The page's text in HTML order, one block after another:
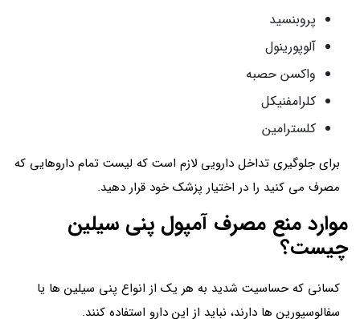
پروبنسید
آلوپورینول
واکسن حصبه
کلرامفنیکل
کلسترامین
برای جلوگیری تداخل دارویی لازم است که لیست تمام داروهایی که
مصرف می کنید را در اختیار پزشک خود قرار دهید.
موارد منع مصرف آمپول پنی سیلین
چیست؟
کسانی که حساسیت شدید به هر یک از انواع پنی سیلین ها یا
سفالوسپورین ها دارند، نباید از این دارو استفاده کنند.